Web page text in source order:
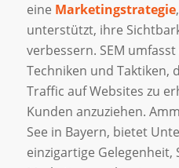
eine Marketingstrategie
unterstützt, ihre
verbessern. SEM
Techniken und Taktiken,
Traffic auf Websites zu
Kunden anzuziehen.
See in Bayern, bietet
einzigartige Gelegenheit,